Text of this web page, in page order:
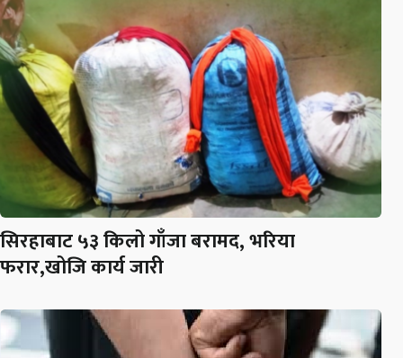
सिरहाबाट ५३ किलो गाँजा बरामद, भरिया
फरार,खोजि कार्य जारी